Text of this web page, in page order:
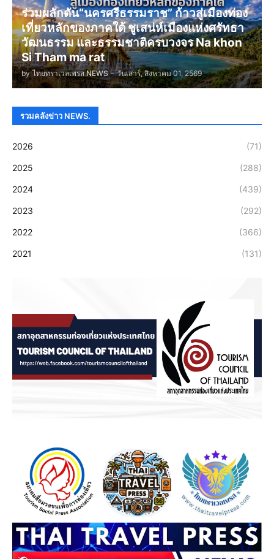
ร่วมผลักดัน“นครศรีธรรมราช” ก้าวสู่เมืองท่อง
เที่ยวหลักของภาคใต้ ชูเสน่ห์เมืองแห่งศรัทธา
วัฒนธรรม และธรรมชาติครบวงจร Na khon
Si Tham ma rat
by ไทยทราเวลเพรส NEWS - วันเสาร์, สิงหาคม 01, 2569
รวมคลังข่าว NEWS.
2026 (71)
2025 (288)
2024 (439)
2023 (292)
2022 (366)
2021 (131)